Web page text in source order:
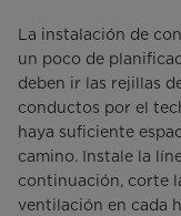
La instalación de
un poco de
deben ir las rejillas
conductos por el
haya suficiente
camino. Instale la
continuación, corte
ventilación en cada